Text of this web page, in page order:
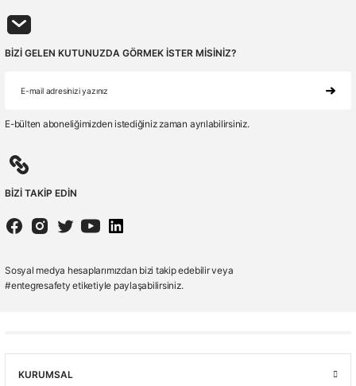
BİZİ GELEN KUTUNUZDA GÖRMEK İSTER MİSİNİZ?
E-bülten aboneliğimizden istediğiniz zaman ayrılabilirsiniz.
BİZİ TAKİP EDİN
Sosyal medya hesaplarımızdan bizi takip edebilir veya
#entegresafety etiketiyle paylaşabilirsiniz.
KURUMSAL